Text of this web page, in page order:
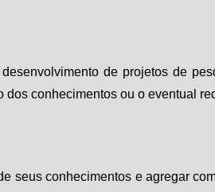
de projetos de
conhecimentos ou o eventual
seus conhecimentos e agregar